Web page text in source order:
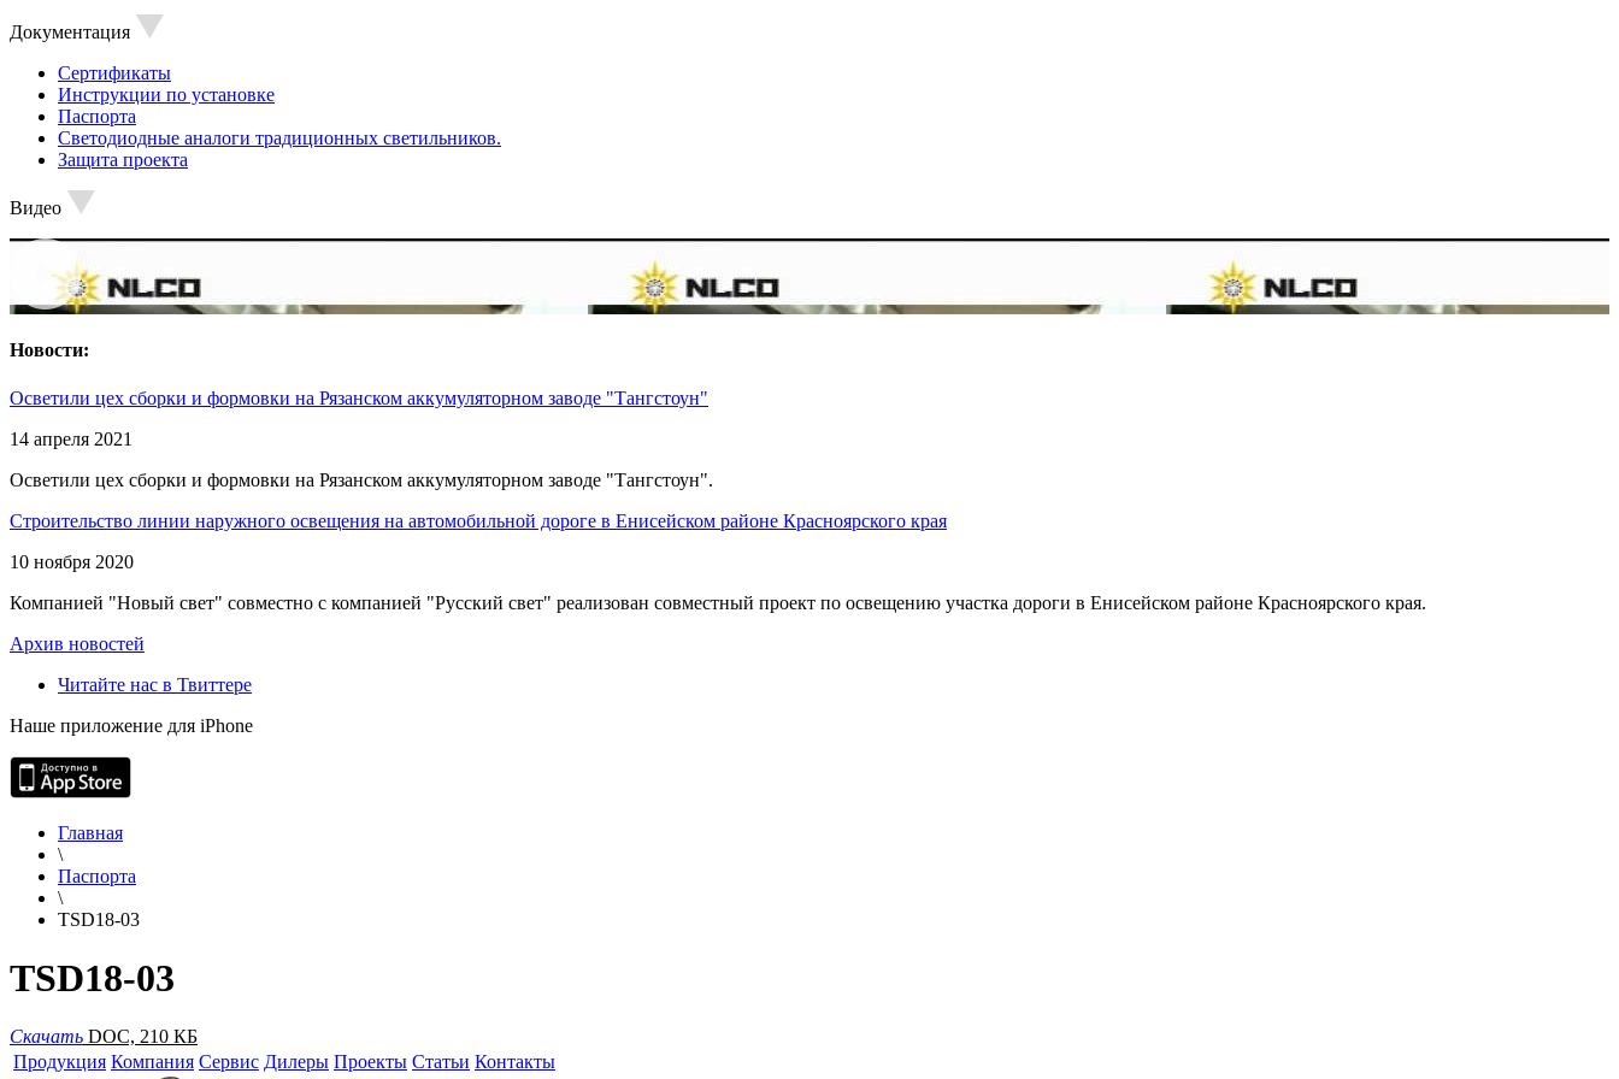
Документация
Сертификаты
Инструкции по установке
Паспорта
Светодиодные аналоги традиционных светильников.
Защита проекта
Видео
Новости:
Осветили цех сборки и формовки на Рязанском аккумуляторном заводе "Тангстоун"
14 апреля 2021
Осветили цех сборки и формовки на Рязанском аккумуляторном заводе "Тангстоун".
Строительство линии наружного освещения на автомобильной дороге в Енисейском районе Красноярского края
10 ноября 2020
Компанией "Новый свет" совместно с компанией "Русский свет" реализован совместный проект по освещению участка дороги в Енисейском районе Красноярского края.
Архив новостей
Читайте нас в Твиттере
Наше приложение для iPhone
Главная
\
Паспорта
\
TSD18-03
TSD18-03
Скачать DOC, 210 КБ
Продукция Компания Сервис Дилеры Проекты Статьи Контакты